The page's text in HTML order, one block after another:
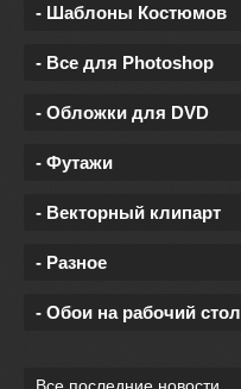
- Шаблоны Костюмов
- Все для Photoshop
- Обложки для DVD
- Футажи
- Векторный клипарт
- Разное
- Обои на рабочий стол